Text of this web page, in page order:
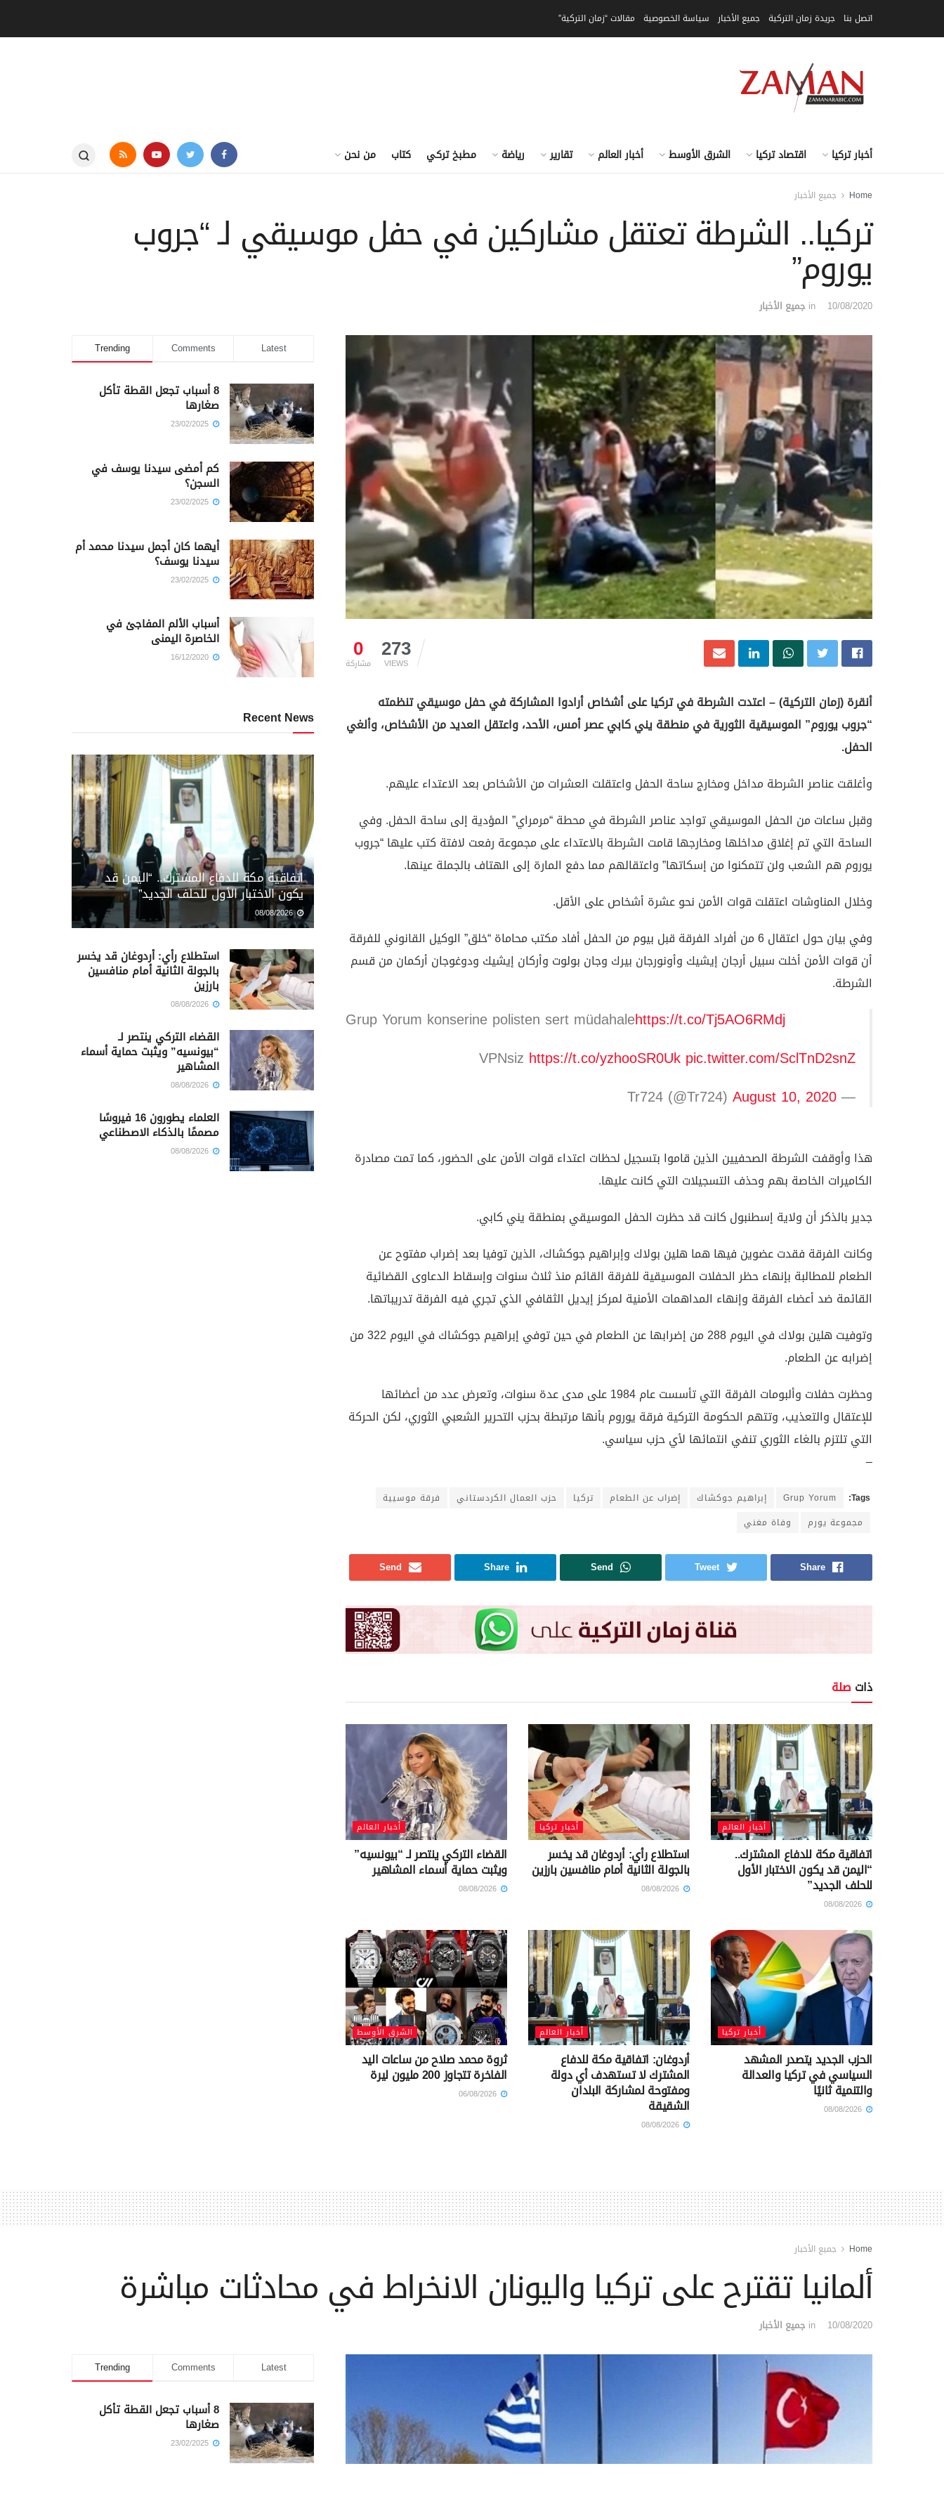
اتصل بنا جريدة زمان التركية جميع الأخبار سياسة الخصوصية مقالات “زمان التركية”
أخبار تركيا اقتصاد تركيا الشرق الأوسط أخبار العالم تقارير رياضة مطبخ تركي كتاب من نحن
Home جميع الأخبار
تركيا.. الشرطة تعتقل مشاركين في حفل موسيقي لـ “جروب
يوروم”
10/08/2020
in جميع الأخبار
0
مشاركة 273
VIEWS
أنقرة (زمان التركية) – اعتدت الشرطة في تركيا على أشخاص أرادوا المشاركة في حفل موسيقي تنظمته
“جروب يوروم” الموسيقية الثورية في منطقة يني كابي عصر أمس، الأحد، واعتقل العديد من الأشخاص، وألغي
الحفل.
وأغلقت عناصر الشرطة مداخل ومخارج ساحة الحفل واعتقلت العشرات من الأشخاص بعد الاعتداء عليهم.
وقبل ساعات من الحفل الموسيقي تواجد عناصر الشرطة في محطة “مرمراي” المؤدية إلى ساحة الحفل. وفي
الساحة التي تم إغلاق مداخلها ومخارجها قامت الشرطة بالاعتداء على مجموعة رفعت لافتة كتب عليها “جروب
يوروم هم الشعب ولن تتمكنوا من إسكاتها” واعتقالهم مما دفع المارة إلى الهتاف بالجملة عينها.
وخلال المناوشات اعتقلت قوات الأمن نحو عشرة أشخاص على الأقل.
وفي بيان حول اعتقال 6 من أفراد الفرقة قبل بيوم من الحفل أفاد مكتب محاماة “خلق” الوكيل القانوني للفرقة
أن قوات الأمن أخلت سبيل أرجان إيشيك وأونورجان بيرك وجان بولوت وأركان إيشيك ودوغوجان أركمان من قسم
الشرطة.
Grup Yorum konserine polisten sert müdahalehttps://t.co/Tj5AO6RMdj
VPNsiz https://t.co/yzhooSR0Uk pic.twitter.com/SclTnD2snZ
— Tr724 (@Tr724)
August 10, 2020
هذا وأوقفت الشرطة الصحفيين الذين قاموا بتسجيل لحظات اعتداء قوات الأمن على الحضور، كما تمت مصادرة
الكاميرات الخاصة بهم وحذف التسجيلات التي كانت عليها.
جدير بالذكر أن ولاية إسطنبول كانت قد حظرت الحفل الموسيقي بمنطقة يني كابي.
وكانت الفرقة فقدت عضوين فيها هما هلين بولاك وإبراهيم جوكشاك، الذين توفيا بعد إضراب مفتوح عن
الطعام للمطالبة بإنهاء حظر الحفلات الموسيقية للفرقة القائم منذ ثلاث سنوات وإسقاط الدعاوى القضائية
القائمة ضد أعضاء الفرقة وإنهاء المداهمات الأمنية لمركز إيديل الثقافي الذي تجري فيه الفرقة تدريباتها.
وتوفيت هلين بولاك في اليوم 288 من إضرابها عن الطعام في حين توفي إبراهيم جوكشاك في اليوم 322 من
إضرابه عن الطعام.
وحظرت حفلات وألبومات الفرقة التي تأسست عام 1984 على مدى عدة سنوات، وتعرض عدد من أعضائها
للإعتقال والتعذيب، وتتهم الحكومة التركية فرقة يوروم بأنها مرتبطة بحزب التحرير الشعبي الثوري، لكن الحركة
التي تلتزم بالغاء الثوري تنفي انتمائها لأي حزب سياسي.
–
Tags:
Grup Yorum إبراهيم جوكشاك إضراب عن الطعام تركيا حزب العمال الكردستاني
فرقة موسيية
مجموعة يورم
وفاة مغني
Share
Tweet
Send
Share
Send
ذات صلة
أخبار العالم
اتفاقية مكة للدفاع المشترك..
“اليمن قد يكون الاختبار الأول
للحلف الجديد”
أخبار تركيا
استطلاع رأي: أردوغان قد يخسر
بالجولة الثانية أمام منافسين بارزين
أخبار العالم
القضاء التركي ينتصر لـ “بيونسيه”
ويثبت حماية أسماء المشاهير
أخبار تركيا
الحزب الجديد يتصدر المشهد
السياسي في تركيا والعدالة
والتنمية ثانيًا
أخبار العالم
أردوغان: اتفاقية مكة للدفاع
المشترك لا تستهدف أي دولة
ومفتوحة لمشاركة البلدان
الشقيقة
الشرق الأوسط
ثروة محمد صلاح من ساعات اليد
الفاخرة تتجاوز 200 مليون ليرة
Trending Comments Latest
8 أسباب تجعل القطة تأكل
صغارها
كم أمضى سيدنا يوسف في
السجن؟
أيهما كان أجمل سيدنا محمد أم
سيدنا يوسف؟
أسباب الألم المفاجئ في
الخاصرة اليمنى
Recent News
اتفاقية مكة للدفاع المشترك.. “اليمن قد
يكون الاختبار الأول للحلف الجديد”
08/08/2026
استطلاع رأي: أردوغان قد يخسر
بالجولة الثانية أمام منافسين
بارزين
القضاء التركي ينتصر لـ
“بيونسيه” ويثبت حماية أسماء
المشاهير
العلماء يطورون 16 فيروسًا
مصممًا بالذكاء الاصطناعي
Home جميع الأخبار
ألمانيا تقترح على تركيا واليونان الانخراط في محادثات مباشرة
10/08/2020
in جميع الأخبار
Trending Comments Latest
8 أسباب تجعل القطة تأكل
صغارها